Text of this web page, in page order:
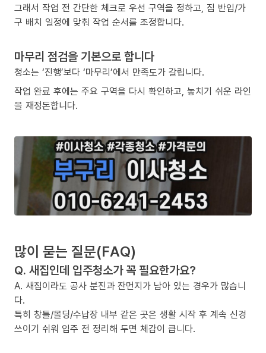
그래서 작업 전 간단한 체크로 우선 구역을 정하고, 짐 반입/가
구 배치 일정에 맞춰 작업 순서를 조정합니다.
마무리 점검을 기본으로 합니다
청소는 ‘진행’보다 ‘마무리’에서 만족도가 갈립니다.
작업 완료 후에는 주요 구역을 다시 확인하고, 놓치기 쉬운 라인
을 재정돈합니다.
많이 묻는 질문(FAQ)
Q. 새집인데 입주청소가 꼭 필요한가요?
A. 새집이라도 공사 분진과 잔먼지가 남아 있는 경우가 많습니
다.
특히 창틀/몰딩/수납장 내부 같은 곳은 생활 시작 후 계속 신경
쓰이기 쉬워 입주 전 정리해 두면 체감이 큽니다.